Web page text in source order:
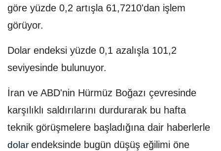
göre yüzde 0,2 artışla 61,7210'dan işlem
görüyor.
Dolar endeksi yüzde 0,1 azalışla 101,2
seviyesinde bulunuyor.
İran ve ABD'nin Hürmüz Boğazı çevresinde
karşılıklı saldırılarını durdurarak bu hafta
teknik görüşmelere başladığına dair haberlerle
dolar endeksinde bugün düşüş eğilimi öne